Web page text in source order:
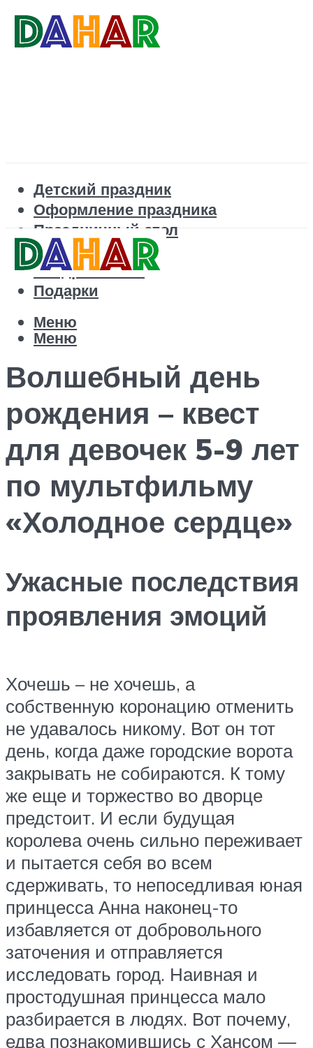
Детский праздник
Оформление праздника
Праздничный стол
Корпоратив
Поздравления
Подарки
Меню
Меню
Волшебный день
рождения – квест
для девочек 5-9 лет
по мультфильму
«Холодное сердце»
Ужасные последствия
проявления эмоций
Хочешь – не хочешь, а
собственную коронацию отменить
не удавалось никому. Вот он тот
день, когда даже городские ворота
закрывать не собираются. К тому
же еще и торжество во дворце
предстоит. И если будущая
королева очень сильно переживает
и пытается себя во всем
сдерживать, то непоседливая юная
принцесса Анна наконец-то
избавляется от добровольного
заточения и отправляется
исследовать город. Наивная и
простодушная принцесса мало
разбирается в людях. Вот почему,
едва познакомившись с Хансом —